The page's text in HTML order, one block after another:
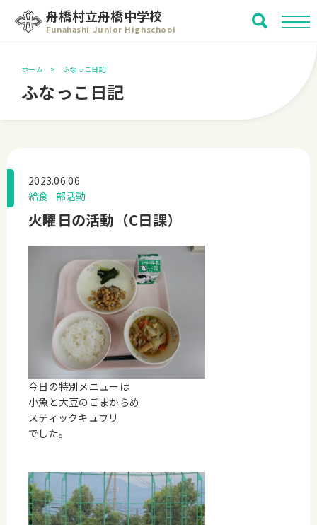
舟橋村立舟橋中学校
Funahashi Junior Highschool
ホーム ふなっこ日記
ふなっこ日記
2023.06.06
給食 部活動
火曜日の活動（C日課）
今日の特別メニューは
小魚と大豆のごまからめ
スティックキュウリ
でした。